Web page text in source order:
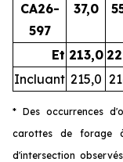
CA26-
597
37,0
Et 213,0
Incluant 215,0
* Des occurrences
carottes de forage
d'intersection